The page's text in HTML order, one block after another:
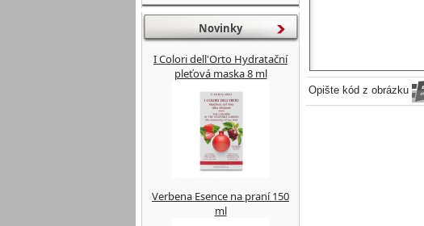
Opište kód z obrázku
Novinky
I Colori dell'Orto Hydratační
pleťová maska 8 ml
Verbena Esence na praní 150
ml